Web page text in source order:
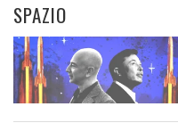
SPAZIO